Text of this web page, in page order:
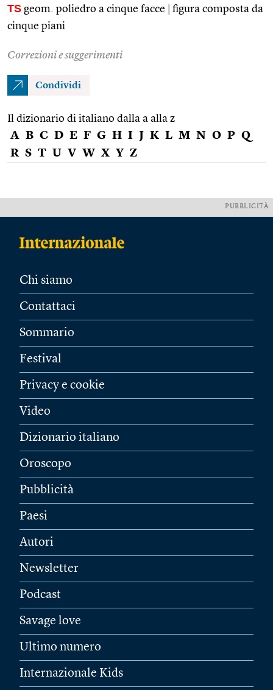
TS geom. poliedro a cinque facce
figura composta da
cinque piani
Correzioni e suggerimenti
Condividi
Il dizionario di italiano dalla a alla z
A B C D E F G H I J K L M N O P Q
R S T U V W X Y Z
PUBBLICITÀ
Chi siamo
Contattaci
Sommario
Festival
Privacy e cookie
Video
Dizionario italiano
Oroscopo
Pubblicità
Paesi
Autori
Newsletter
Podcast
Savage love
Ultimo numero
Internazionale Kids